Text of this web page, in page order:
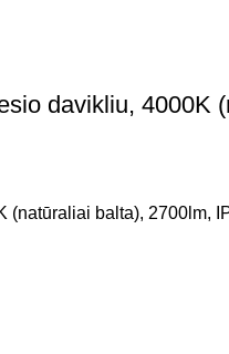
davikliu, 4000K
balta), 2700lm,